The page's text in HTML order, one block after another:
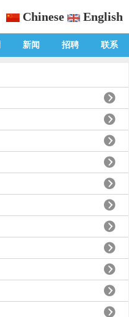
Chinese English
新闻 招聘 联系